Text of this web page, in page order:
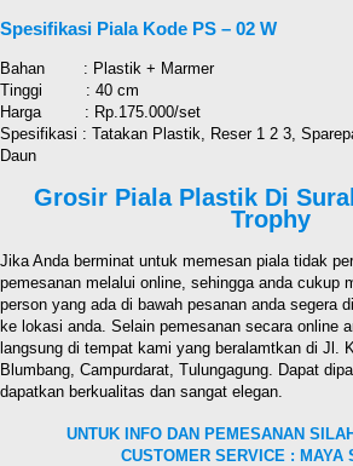
Spesifikasi Piala Kode PS – 02 W
Bahan : Plastik + Marmer
Tinggi : 40 cm
Harga : Rp.175.000/set
Spesifikasi : Tatakan Plastik, Reser 1 2 3,
Daun
Grosir Piala Plastik Di
Trophy
Jika Anda berminat untuk memesan piala tidak
pemesanan melalui online, sehingga anda cukup
person yang ada di bawah pesanan anda segera
ke lokasi anda. Selain pemesanan secara online
langsung di tempat kami yang beralamtkan di Jl.
Blumbang, Campurdarat, Tulungagung. Dapat
dapatkan berkualitas dan sangat elegan.
UNTUK INFO DAN PEMESANAN
CUSTOMER SERVICE : MAYA